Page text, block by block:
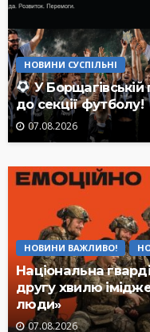
НОВИНИ СУСПІЛЬНІ
У Борщагівській
до секції футболу!
07.08.2026
НОВИНИ ВАЖЛИВО!
Національна
другу хвилю
люди»
07.08.2026